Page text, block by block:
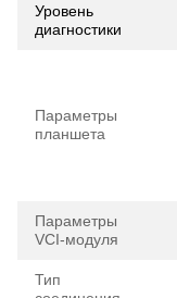
Уровень
диагностики
Параметры
планшета
Параметры
VCI-модуля
Тип